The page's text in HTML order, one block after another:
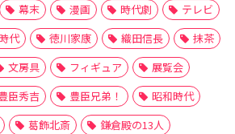
幕末 漫画 時代劇
テレビ
代 徳川家康 織田信長
抹茶
文房具 フィギュア
展覧会
臣秀吉 豊臣兄弟！
昭和時代
葛飾北斎 鎌倉殿の13人